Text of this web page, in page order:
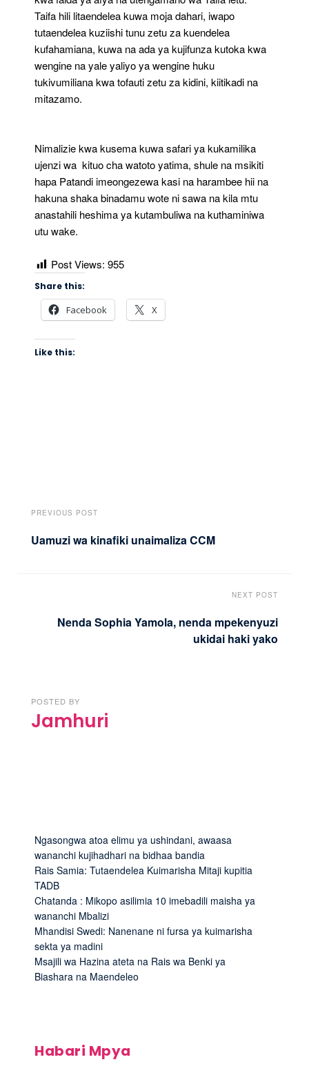
Taifa hili litaendelea kuwa moja dahari, iwapo
tutaendelea kuziishi tunu zetu za kuendelea
kufahamiana, kuwa na ada ya kujifunza kutoka kwa
wengine na yale yaliyo ya wengine huku
tukivumiliana kwa tofauti zetu za kidini, kiitikadi na
mitazamo.
Nimalizie kwa kusema kuwa safari ya kukamilika
ujenzi wa kituo cha watoto yatima, shule na msikiti
hapa Patandi imeongezewa kasi na harambee hii na
hakuna shaka binadamu wote ni sawa na kila mtu
anastahili heshima ya kutambuliwa na kuthaminiwa
utu wake.
Post Views: 955
Share this:
Facebook X
Like this:
PREVIOUS POST
Uamuzi wa kinafiki unaimaliza CCM
NEXT POST
Nenda Sophia Yamola, nenda mpekenyuzi
ukidai haki yako
POSTED BY
Jamhuri
Ngasongwa atoa elimu ya ushindani, awaasa
wananchi kujihadhari na bidhaa bandia
Rais Samia: Tutaendelea Kuimarisha Mitaji kupitia
TADB
Chatanda : Mikopo asilimia 10 imebadili maisha ya
wananchi Mbalizi
Mhandisi Swedi: Nanenane ni fursa ya kuimarisha
sekta ya madini
Msajili wa Hazina ateta na Rais wa Benki ya
Biashara na Maendeleo
Habari Mpya